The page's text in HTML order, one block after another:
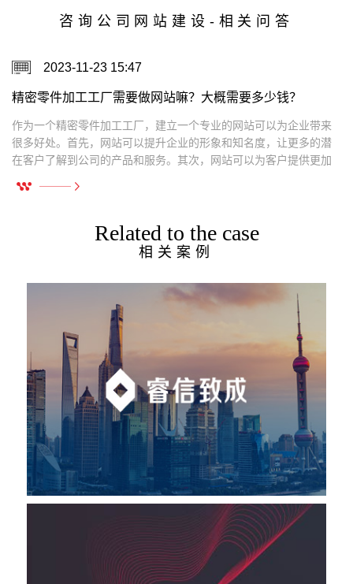
咨询公司网站建设-相关问答
2023-11-23 15:47
精密零件加工工厂需要做网站嘛？大概需要多少钱？
作为一个精密零件加工工厂，建立一个专业的网站可以为企业带来
很多好处。首先，网站可以提升企业的形象和知名度，让更多的潜
在客户了解到公司的产品和服务。其次，网站可以为客户提供更加
外，通过网站还可以进行在线营销和品牌推广，提高企业的市场竞
Related to the case
相关案例